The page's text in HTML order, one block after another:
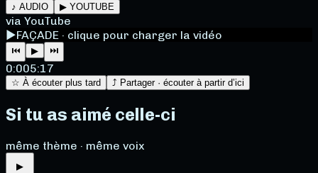
♪ AUDIO ▶ YOUTUBE
via YouTube
▶FAÇADE · clique pour charger la vidéo
⏮ ▶ ⏭
0:005:17
☆ À écouter plus tard ⤴ Partager · écouter à partir d’ici
Si tu as aimé celle-ci
même thème · même voix
▶